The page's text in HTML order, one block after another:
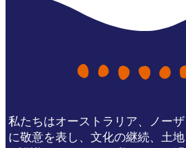
私たちはオーストラリア、ノー
に敬意を表し、文化の継続、土